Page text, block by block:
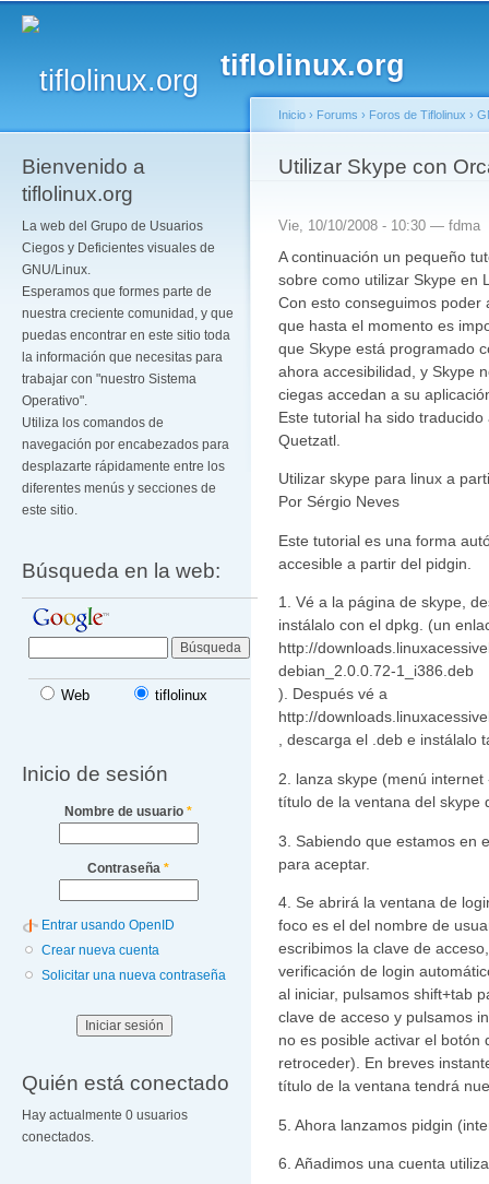
tiflolinux.org
Bienvenido a
tiflolinux.org
La web del Grupo de Usuarios
Ciegos y Deficientes visuales de
GNU/Linux.
Esperamos que formes parte de
nuestra creciente comunidad, y que
puedas encontrar en este sitio toda
la información que necesitas para
trabajar con "nuestro Sistema
Operativo".
Utiliza los comandos de
navegación por encabezados para
desplazarte rápidamente entre los
diferentes menús y secciones de
este sitio.
Búsqueda en la web:
Web tiflolinux
Inicio de sesión
Nombre de usuario *
Contraseña *
Entrar usando OpenID
Crear nueva cuenta
Solicitar una nueva contraseña
Quién está conectado
Hay actualmente 0 usuarios
conectados.
Se encuentra usted
Inicio › Forums › Foros de Tiflolinux ›
Utilizar Skype con
Vie, 10/10/2008 - 10:30 — fdma
A continuación un pequeño
sobre como utilizar Skype en
Con esto conseguimos poder
que hasta el momento es
que Skype está programado
ahora accesibilidad, y Skype
ciegas accedan a su
Este tutorial ha sido
Quetzatl.
Utilizar skype para linux a
Por Sérgio Neves
Este tutorial es una forma
accesible a partir del pidgin.
1. Vé a la página de skype,
instálalo con el dpkg. (un
http://
debian_2.0.0.72-1_i386.deb
). Después vé a
http://
, descarga el .deb e instálalo
2. lanza skype (menú
título de la ventana del skype
3. Sabiendo que estamos en
para aceptar.
4. Se abrirá la ventana de
foco es el del nombre de
escribimos la clave de
verificación de login
al iniciar, pulsamos shift+tab
clave de acceso y pulsamos
no es posible activar el botón
retroceder). En breves
título de la ventana tendrá
5. Ahora lanzamos pidgin
6. Añadimos una cuenta